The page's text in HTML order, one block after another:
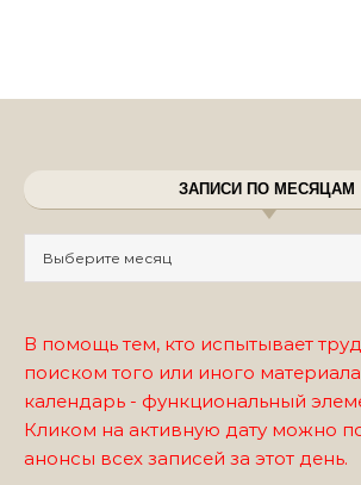
ЗАПИСИ ПО МЕСЯЦАМ
В помощь тем, кто испытывает
поиском того или иного материала
календарь - функциональный
Кликом на активную дату можно
анонсы всех записей за этот день.